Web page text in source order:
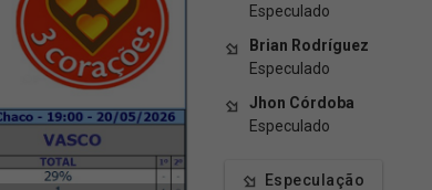
Especulado
Brian Rodríguez
Especulado
Jhon Córdoba
Especulado
Especulação